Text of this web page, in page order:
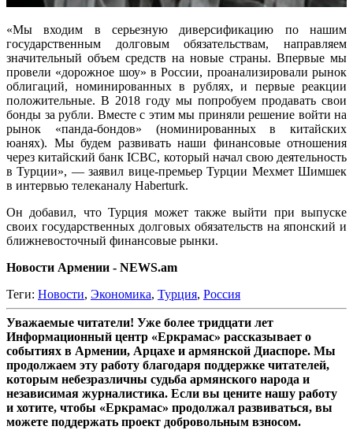
«Мы входим в серьезную диверсификацию по нашим
государственным долговым обязательствам, направляем
значительный объем средств на новые страны. Впервые мы
провели «дорожное шоу» в России, проанализировали рынок
облигаций, номинированных в рублях, и первые реакции
положительные. В 2018 году мы попробуем продавать свои
бонды за рубли. Вместе с этим мы приняли решение войти на
рынок «панда-бондов» (номинированных в китайских
юанях). Мы будем развивать наши финансовые отношения
через китайский банк ICBC, который начал свою деятельность
в Турции», — заявил вице-премьер Турции Мехмет Шимшек
в интервью телеканалу Haberturk.
Он добавил, что Турция может также выйти при выпуске
своих государственных долговых обязательств на японский и
ближневосточный финансовые рынки.
Новости Армении - NEWS.am
Теги: Новости, Экономика, Турция, Россия
Уважаемые читатели! Уже более тридцати лет
Информационный центр «Еркрамас» рассказывает о
событиях в Армении, Арцахе и армянской Диаспоре. Мы
продолжаем эту работу благодаря поддержке читателей,
которым небезразличны судьба армянского народа и
независимая журналистика. Если вы цените нашу работу
и хотите, чтобы «Еркрамас» продолжал развиваться, вы
можете поддержать проект добровольным взносом.